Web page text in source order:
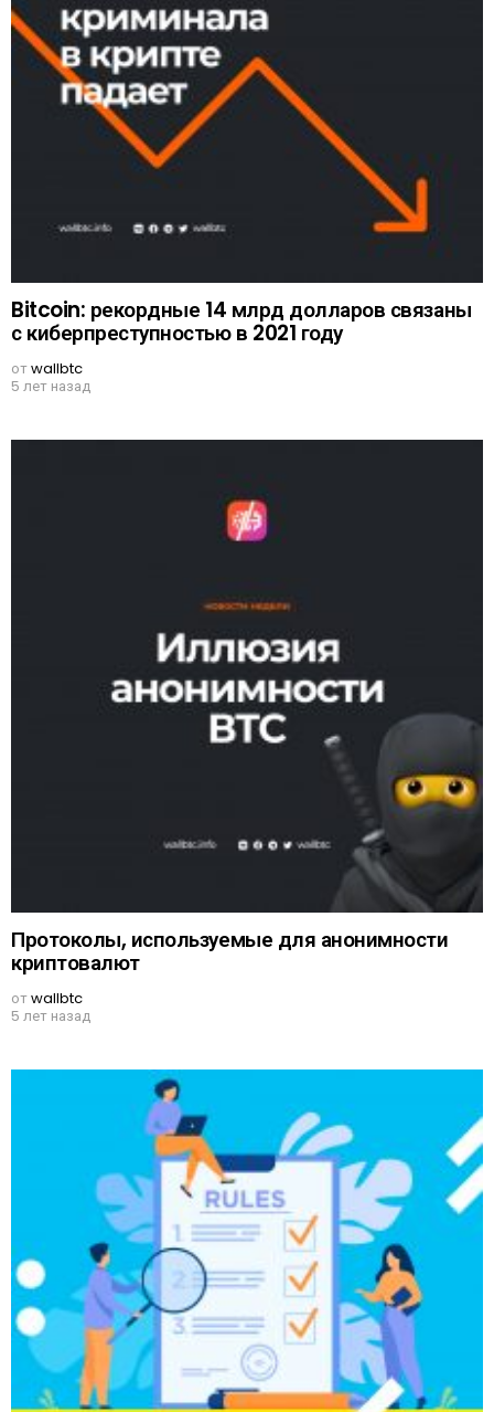
Bitcoin: рекордные 14 млрд долларов связаны
с киберпреступностью в 2021 году
отwallbtc
5 лет назад
Протоколы, используемые для анонимности
криптовалют
отwallbtc
5 лет назад